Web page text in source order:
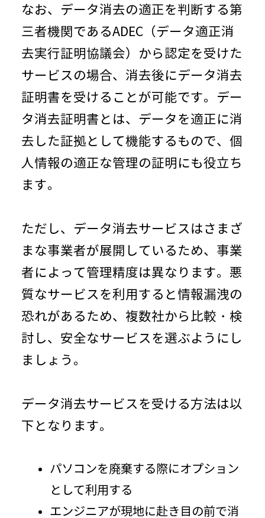
なお、データ消去の適正を判断する第
三者機関であるADEC（データ適正消
去実行証明協議会）から認定を受けた
サービスの場合、消去後にデータ消去
証明書を受けることが可能です。デー
タ消去証明書とは、データを適正に消
去した証拠として機能するもので、個
人情報の適正な管理の証明にも役立ち
ます。
ただし、データ消去サービスはさまざ
まな事業者が展開しているため、事業
者によって管理精度は異なります。悪
質なサービスを利用すると情報漏洩の
恐れがあるため、複数社から比較・検
討し、安全なサービスを選ぶようにし
ましょう。
データ消去サービスを受ける方法は以
下となります。
パソコンを廃棄する際にオプション
として利用する
エンジニアが現地に赴き目の前で消